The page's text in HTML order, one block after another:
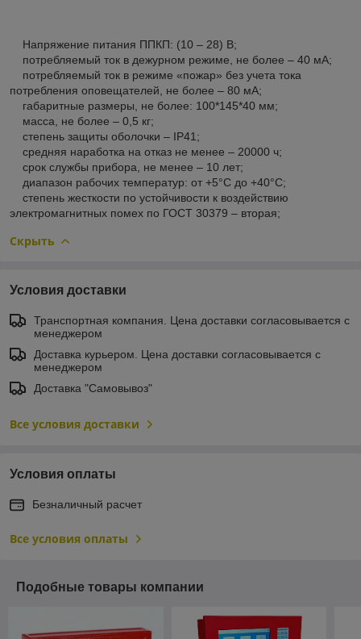
Напряжение питания ППКП: (10 – 28) В;
потребляемый ток в дежурном режиме, не более – 40 мА;
потребляемый ток в режиме «пожар» без учета тока
потребления оповещателей, не более – 80 мА;
габаритные размеры, не более: 100*145*40 мм;
масса, не более – 0,5 кг;
степень защиты оболочки – IP41;
средняя наработка на отказ не менее – 20000 ч;
срок службы прибора, не менее – 10 лет;
диапазон рабочих температур: от +5°С до +40°С;
степень жесткости по устойчивости к воздействию
электромагнитных помех по ГОСТ 30379 – вторая;
Скрыть
Условия доставки
Транспортная компания. Цена доставки согласовывается с
менеджером
Доставка курьером. Цена доставки согласовывается с
менеджером
Доставка "Самовывоз"
Все условия доставки
Условия оплаты
Безналичный расчет
Все условия оплаты
Подобные товары компании